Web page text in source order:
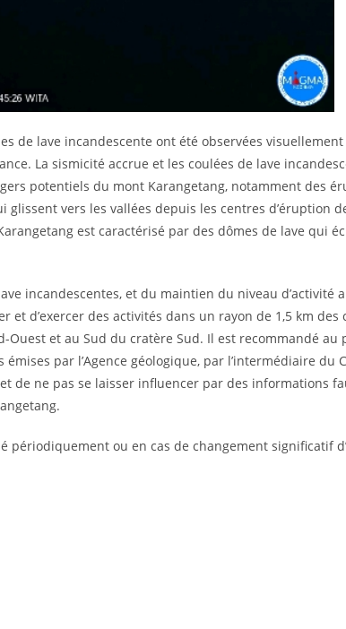
de lave incandescente ont été observées
La sismicité accrue et les coulées de lave
potentiels du mont Karangetang, notamment des
vers les vallées depuis les centres d’éruption
est caractérisé par des dômes de lave qui
incandescentes, et du maintien du niveau d’activité
et d’exercer des activités dans un rayon de 1,5 km des
Ouest et au Sud du cratère Sud. Il est recommandé au
par l’Agence géologique, par l’intermédiaire du
de ne pas se laisser influencer par des informations
périodiquement ou en cas de changement significatif